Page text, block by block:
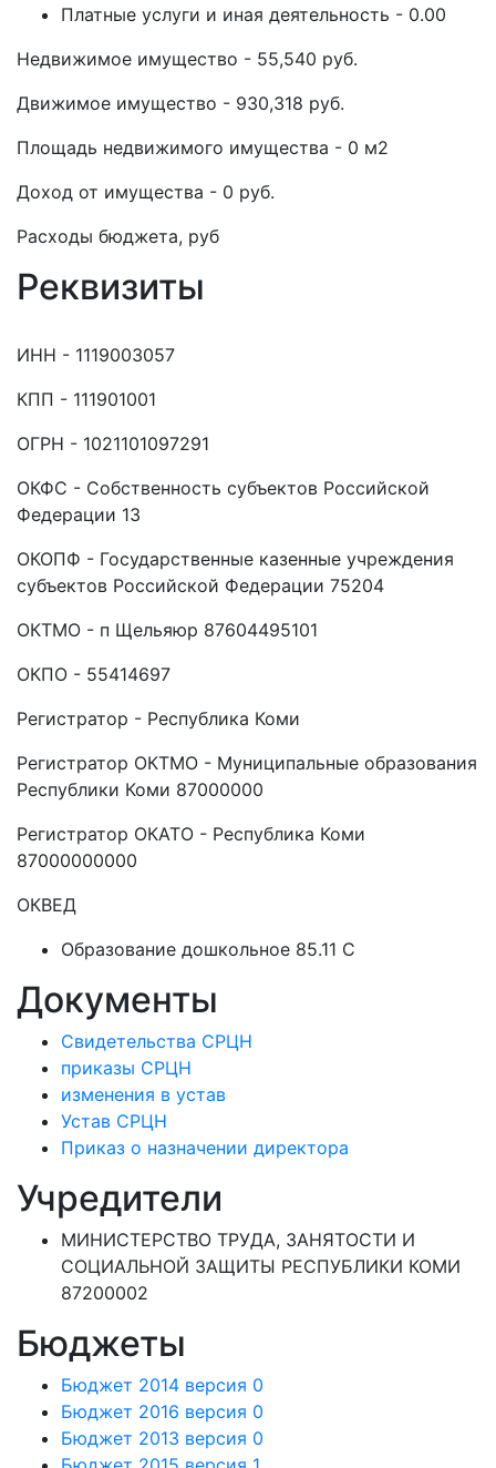
Платные услуги и иная деятельность - 0.00
Недвижимое имущество - 55,540 руб.
Движимое имущество - 930,318 руб.
Площадь недвижимого имущества - 0 м2
Доход от имущества - 0 руб.
Расходы бюджета, руб
Реквизиты
ИНН - 1119003057
КПП - 111901001
ОГРН - 1021101097291
ОКФС - Собственность субъектов Российской
Федерации 13
ОКОПФ - Государственные казенные учреждения
субъектов Российской Федерации 75204
ОКТМО - п Щельяюр 87604495101
ОКПО - 55414697
Регистратор - Республика Коми
Регистратор ОКТМО - Муниципальные образования
Республики Коми 87000000
Регистратор ОКАТО - Республика Коми
87000000000
ОКВЕД
Образование дошкольное 85.11 C
Документы
Свидетельства СРЦН
приказы СРЦН
изменения в устав
Устав СРЦН
Приказ о назначении директора
Учредители
МИНИСТЕРСТВО ТРУДА, ЗАНЯТОСТИ И
СОЦИАЛЬНОЙ ЗАЩИТЫ РЕСПУБЛИКИ КОМИ
87200002
Бюджеты
Бюджет 2014 версия 0
Бюджет 2016 версия 0
Бюджет 2013 версия 0